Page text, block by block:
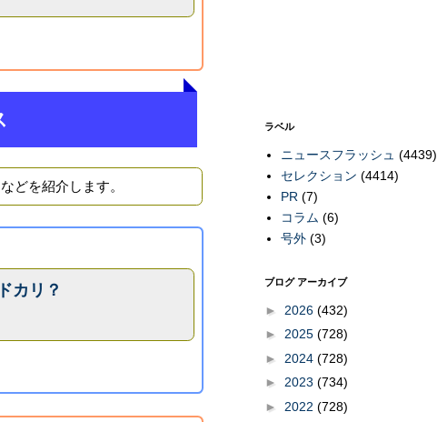
どを紹介します。
カリ？
ラベル
ニュースフラッシュ (4439)
セレクション (4414)
PR (7)
コラム (6)
号外 (3)
ブログ アーカイブ
► 2026 (432)
► 2025 (728)
► 2024 (728)
► 2023 (734)
► 2022 (728)